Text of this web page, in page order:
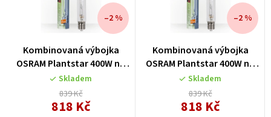
Kombinovaná výbojka
OSRAM Plantstar 400W na
růst i květ
Skladem
839 Kč
–2 %
818 KčMěrná
Kombinovaná výbojka
OSRAM Plantstar 400W na
růst i květ
Skladem
839 Kč
–2 %
818 KčMěrná